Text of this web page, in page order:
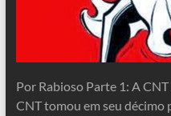
Por Rabioso Parte 1: A
CNT tomou em seu